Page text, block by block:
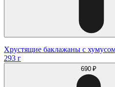
Хрустящие баклажаны с
293 г
690 ₽